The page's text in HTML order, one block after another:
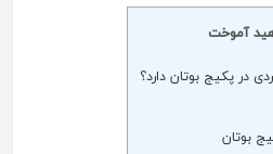
آموخت
در پکیج بوتان دارد؟
بوتان